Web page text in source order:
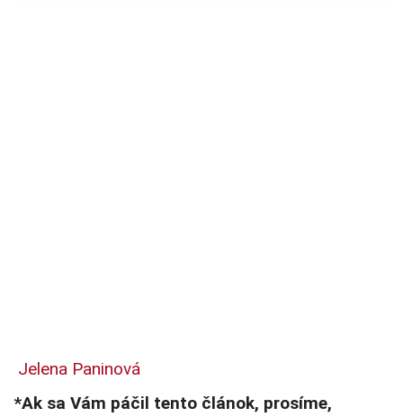
Jelena Paninová
*Ak sa Vám páčil tento článok, prosíme,